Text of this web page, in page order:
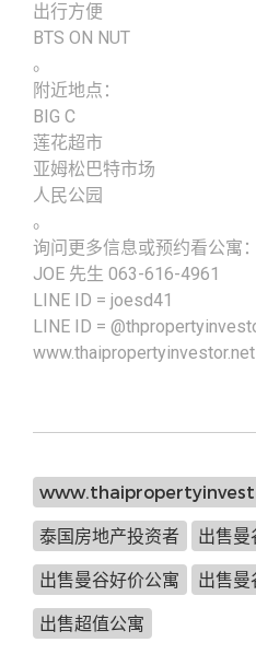
出行方便
BTS ON NUT
。
附近地点：
BIG C
莲花超市
亚姆松巴特市场
人民公园
。
询问更多信息或预约看公寓：
JOE 先生 063-616-4961
LINE ID = joesd41
LINE ID =
www.thaipropertyinvestor.net
泰国房地产投资者 出售曼
出售曼谷好价公寓 出售曼
出售超值公寓